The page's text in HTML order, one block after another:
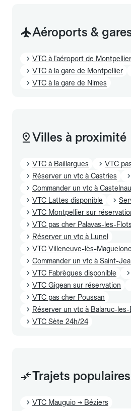
Aéroports &
VTC à l'aéroport de Montpellier
VTC à la gare de Montpellier
VTC à la gare de Nimes
Villes à proximité
VTC à Baillargues
VTC
Réserver un vtc à Castries
Commander un vtc à
VTC Lattes disponible
VTC Montpellier sur
VTC pas cher Palavas-les-Flots
Réserver un vtc à Lunel
VTC Villeneuve-lès-
Commander un vtc à Saint-
VTC Fabrègues disponible
VTC Gigean sur réservation
VTC pas cher Poussan
Réserver un vtc à Balaruc-les-
VTC Sète 24h/24
Trajets populaires
VTC Mauguio → Béziers